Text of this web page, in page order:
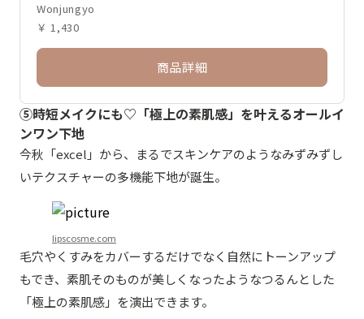
Wonjungyo
￥ 1,430
商品詳細
⑤時短メイクにも♡「極上の素肌感」を叶えるオールイ
ンワン下地
今秋「excel」から、まるでスキンケアのようなみずみずし
いテクスチャーの多機能下地が誕生。
lipscosme.com
毛穴やくすみをカバーするだけでなく自然にトーンアップ
もでき、素肌そのものが美しくなったようなつるんとした
「極上の素肌感」を演出できます。